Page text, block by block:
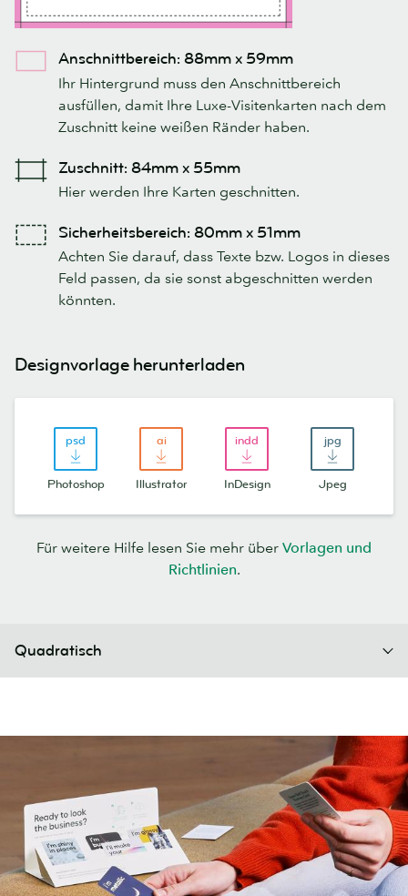
Anschnittbereich: 88mm x 59mm
Ihr Hintergrund muss den Anschnittbereich
ausfüllen, damit Ihre Luxe-Visitenkarten nach dem
Zuschnitt keine weißen Ränder haben.
Zuschnitt: 84mm x 55mm
Hier werden Ihre Karten geschnitten.
Sicherheitsbereich: 80mm x 51mm
Achten Sie darauf, dass Texte bzw. Logos in dieses
Feld passen, da sie sonst abgeschnitten werden
könnten.
Designvorlage herunterladen
Photoshop Illustrator InDesign Jpeg
Für weitere Hilfe lesen Sie mehr über Vorlagen und
Richtlinien.
Quadratisch